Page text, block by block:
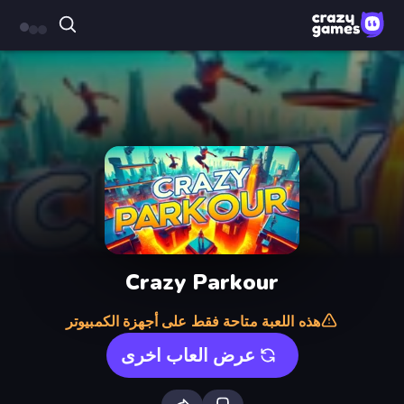
Crazy Parkour
هذه اللعبة متاحة فقط على أجهزة الكمبيوتر
عرض العاب اخرى